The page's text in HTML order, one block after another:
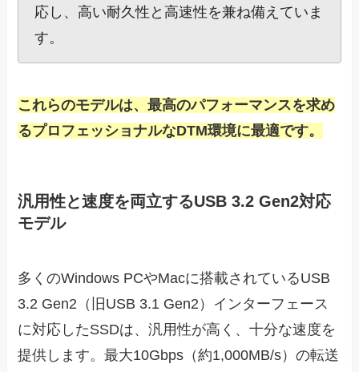
応し、高い耐久性と高速性を兼ね備えていま
す。
これらのモデルは、最高のパフォーマンスを求め
るプロフェッショナルなDTM環境に最適です。
汎用性と速度を両立するUSB 3.2 Gen2対応
モデル
多くのWindows PCやMacに搭載されているUSB
3.2 Gen2（旧USB 3.1 Gen2）インターフェース
に対応したSSDは、汎用性が高く、十分な速度を
提供します。最大10Gbps（約1,000MB/s）の転送